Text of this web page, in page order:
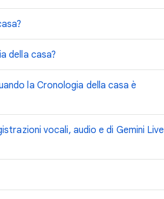
della casa?
la Cronologia della casa è
vocali, audio e di Gemini Live